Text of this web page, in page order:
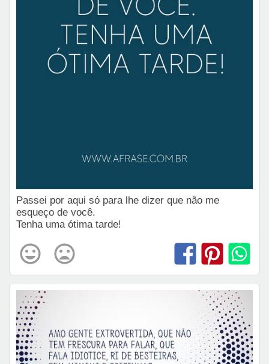
Passei por aqui só para lhe dizer que não me
esqueço de você.
Tenha uma ótima tarde!